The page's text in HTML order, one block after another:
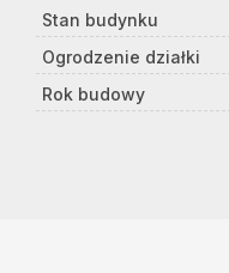
Stan budynku
Ogrodzenie działki
Rok budowy